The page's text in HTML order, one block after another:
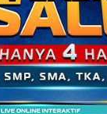
, yakni
depan.
prediksi.